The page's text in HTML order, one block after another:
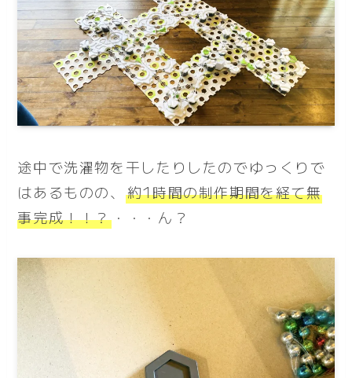
途中で洗濯物を干したりしたのでゆっくりで
はあるものの、 約1時間の制作期間を経て無
事完成！！？ ・・・ん？